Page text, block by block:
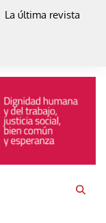
La última revista